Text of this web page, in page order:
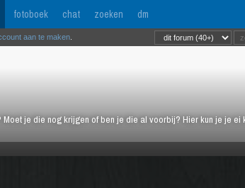
fotoboek chat zoeken dm
Moet je die nog krijgen of ben je die al voorbij? Hier kun je je
aan te maken